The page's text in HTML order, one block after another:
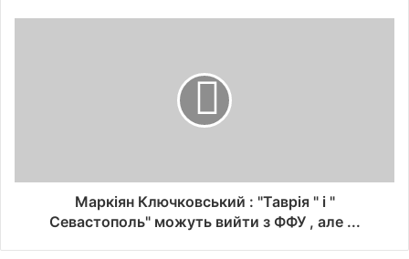
Маркіян Ключковський : "Таврія " і "
Севастополь" можуть вийти з ФФУ , але ...